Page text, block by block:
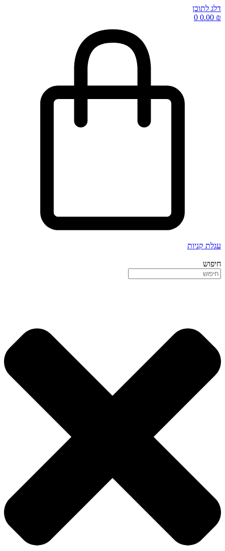
דלג לתוכן
0.00 ₪
0
עגלת קניות
חיפוש